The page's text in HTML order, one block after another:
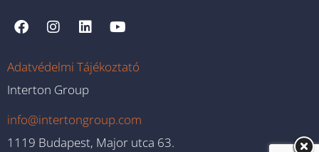
Adatvédelmi Tájékoztató
Interton Group
info@intertongroup.com
1119 Budapest, Major utca 63.